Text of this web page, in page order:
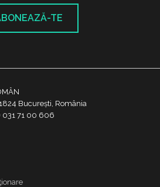
TE
București, România
031 71 00 606